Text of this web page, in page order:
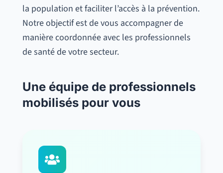
la population et faciliter l’accès à la prévention.
Notre objectif est de vous accompagner de
manière coordonnée avec les professionnels
de santé de votre secteur.
Une équipe de professionnels
mobilisés pour vous
